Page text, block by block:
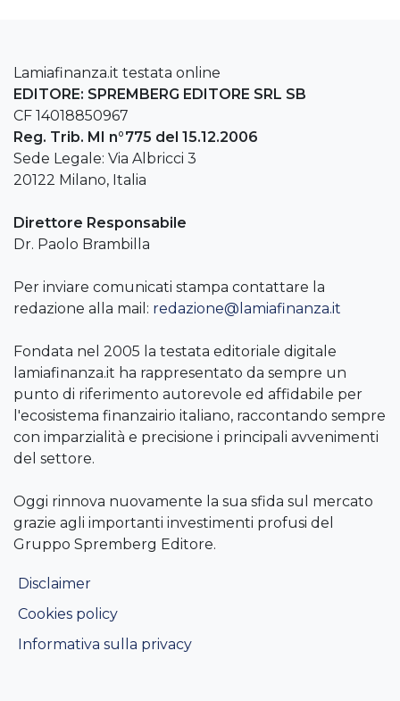
Lamiafinanza.it testata online
EDITORE: SPREMBERG EDITORE SRL SB
CF 14018850967
Reg. Trib. MI n°775 del 15.12.2006
Sede Legale: Via Albricci 3
20122 Milano, Italia
Direttore Responsabile
Dr. Paolo Brambilla
Per inviare comunicati stampa contattare la
redazione alla mail: redazione@lamiafinanza.it
Fondata nel 2005 la testata editoriale digitale
lamiafinanza.it ha rappresentato da sempre un
punto di riferimento autorevole ed affidabile per
l'ecosistema finanzairio italiano, raccontando sempre
con imparzialità e precisione i principali avvenimenti
del settore.
Oggi rinnova nuovamente la sua sfida sul mercato
grazie agli importanti investimenti profusi del
Gruppo Spremberg Editore.
Disclaimer
Cookies policy
Informativa sulla privacy